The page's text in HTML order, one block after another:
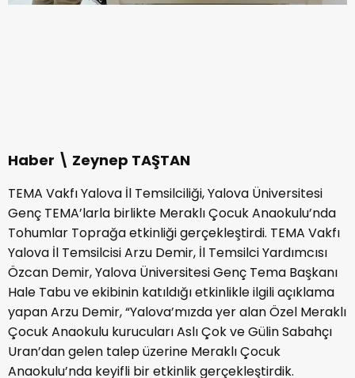
Haber \ Zeynep TAŞTAN
TEMA Vakfı Yalova İl Temsilciliği, Yalova Üniversitesi
Genç TEMA’larla birlikte Meraklı Çocuk Anaokulu’nda
Tohumlar Toprağa etkinliği gerçekleştirdi. TEMA Vakfı
Yalova İl Temsilcisi Arzu Demir, İl Temsilci Yardımcısı
Özcan Demir, Yalova Üniversitesi Genç Tema Başkanı
Hale Tabu ve ekibinin katıldığı etkinlikle ilgili açıklama
yapan Arzu Demir, “Yalova’mızda yer alan Özel Meraklı
Çocuk Anaokulu kurucuları Aslı Çok ve Gülin Sabahçı
Uran’dan gelen talep üzerine Meraklı Çocuk
Anaokulu’nda keyifli bir etkinlik gerçekleştirdik.